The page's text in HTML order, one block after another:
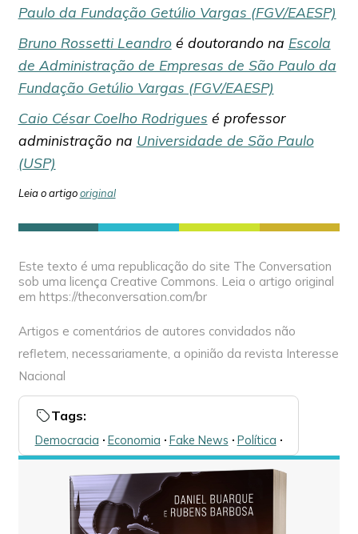
Paulo da Fundação Getúlio Vargas (FGV/EAESP)
Bruno Rossetti Leandroé doutorando na Escola
de Administração de Empresas de São Paulo da
Fundação Getúlio Vargas (FGV/EAESP)
Caio César Coelho Rodrigues é professor
administração na Universidade de São Paulo
(USP)
Leia o artigooriginal
Este texto é uma republicação do site The Conversation
sob uma licença Creative Commons. Leia o artigo original
em https://theconversation.com/br
Artigos e comentários de autores convidados não
refletem, necessariamente, a opinião da revista Interesse
Nacional
Tags:
Democracia 🞌 Economia 🞌 Fake News 🞌 Política 🞌